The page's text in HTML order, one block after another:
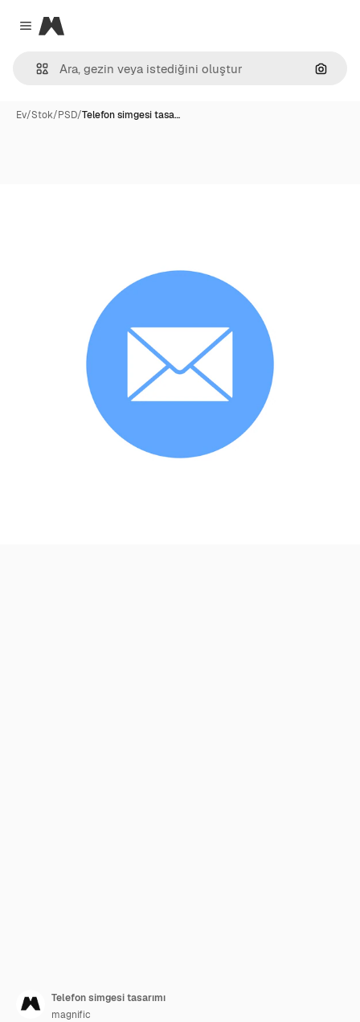
Close menu
Magnific
Ev/Stok/PSD/Telefon simgesi tasa…
Telefon simgesi tasarımı
magnific